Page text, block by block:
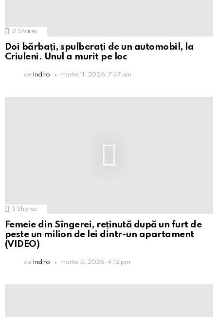
2 Shares
Doi bărbați, spulberați de un automobil, la
Criuleni. Unul a murit pe loc
de Indiro martie 11, 2026, 7:47 am
3 Shares
Femeie din Sîngerei, reținută după un furt de
peste un milion de lei dintr-un apartament
(VIDEO)
de Indiro martie 5, 2026, 4:12 pm